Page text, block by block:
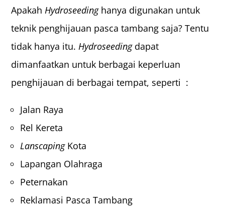
ApakahHydroseeding hanya digunakan untuk
teknik penghijauan pasca tambang saja? Tentu
tidak hanya itu.Hydroseedingdapat
dimanfaatkan untuk berbagai keperluan
penghijauan di berbagai tempat, seperti :
Jalan Raya
Rel Kereta
LanscapingKota
Lapangan Olahraga
Peternakan
Reklamasi Pasca Tambang